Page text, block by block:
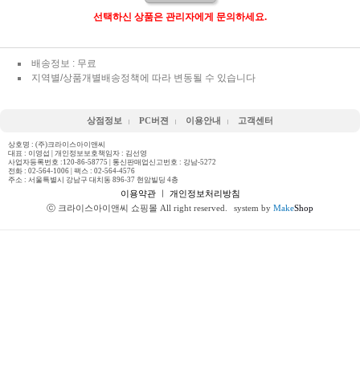
선택하신 상품은 관리자에게 문의하세요.
배송정보 : 무료
지역별/상품개별배송정책에 따라 변동될 수 있습니다
상점정보 PC버젼 이용안내 고객센터
상호명 : (주)크라이스아이앤씨
대표 : 이영섭 | 개인정보보호책임자 : 김선영
사업자등록번호 :120-86-58775 | 통신판매업신고번호 : 강남-5272
전화 : 02-564-1006 | 팩스 : 02-564-4576
주소 : 서울특별시 강남구 대치동 896-37 현암빌딩 4층
이용약관ㅣ 개인정보처리방침
ⓒ 크라이스아이앤씨 쇼핑몰 All right reserved.
system by MakeShop